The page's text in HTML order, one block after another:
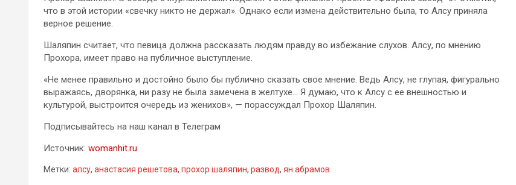
что в этой истории «свечку никто не держал». Однако если измена действительно была, то Алсу приняла
верное решение.
Шаляпин считает, что певица должна рассказать людям правду во избежание слухов. Алсу, по мнению
Прохора, имеет право на публичное выступление.
«Не менее правильно и достойно было бы публично сказать свое мнение. Ведь Алсу, не глупая, фигурально
выражаясь, дворянка, ни разу не была замечена в желтухе… Я думаю, что к Алсу с ее внешностью и
культурой, выстроится очередь из женихов», — порассуждал Прохор Шаляпин.
Подписывайтесь на наш канал в Телеграм
Источник: womanhit.ru
Метки: алсу, анастасия решетова, прохор шаляпин, развод, ян абрамов